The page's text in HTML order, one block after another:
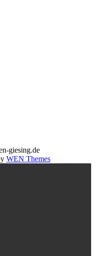
giesing.de
WEN Themes